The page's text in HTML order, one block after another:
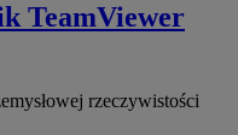
TeamViewer
rzeczywistości